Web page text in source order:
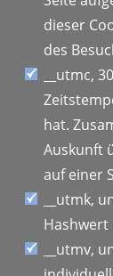
dieser
des
__utmc,
hat.
Auskunft
auf einer
__utmk,
Hashwert
__utmv,